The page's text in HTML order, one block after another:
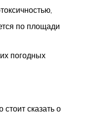
по площади
погодных
стоит сказать о